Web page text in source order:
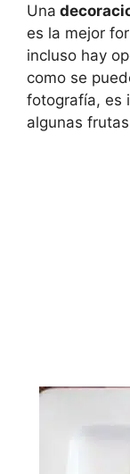
Una
es la mejor
incluso hay
como se
fotografía, es
algunas